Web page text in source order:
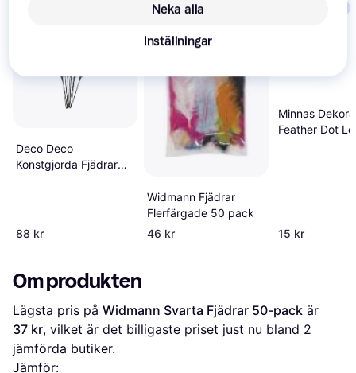
Deco Deco
Konstgjorda Fjädrar
88 kr
Trendande
Widmann Fjädrar
Flerfärgade 50 pack
46 kr
Minnas
Feather Dot
15 kr
Om produkten
Lägsta pris på Widmann Svarta Fjädrar 50-pack
37 kr, vilket är det billigaste priset just nu bland 2
jämförda butiker.
Jämför:
Neka alla
Inställningar